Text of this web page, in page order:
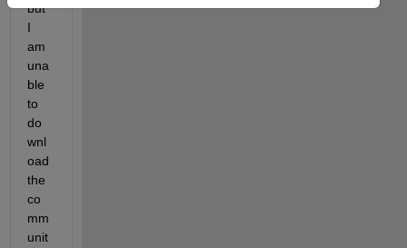
but
I
am
una
ble
to
do
wnl
oad
the
co
mm
unit